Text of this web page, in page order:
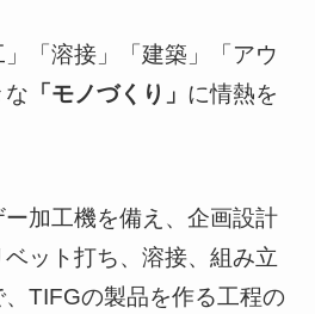
」「溶接」「建築」「アウ
な 「モノづくり」 に情熱を
加工機を備え、企画設計
ット打ち、溶接、組み立
TIFGの製品を作る工程の